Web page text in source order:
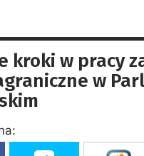
kroki w pracy
w